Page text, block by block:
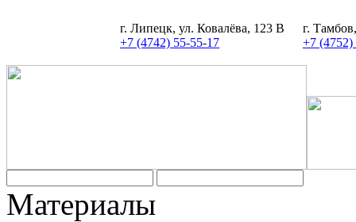
г. Липецк, ул. Ковалёва, 123 В
+7 (4742) 55-55-17
г.
+7 (4752)
Материалы
Задать вопрос